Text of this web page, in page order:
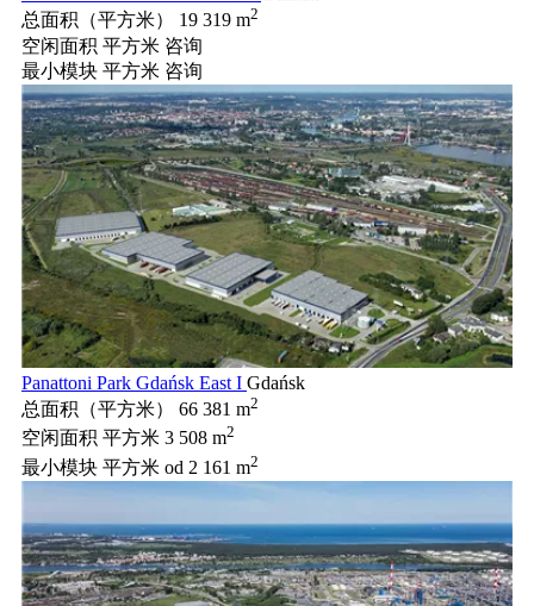
总面积（平方米）
19 319 m2
空闲面积 平方米 咨询
最小模块 平方米 咨询
Panattoni Park Gdańsk East I Gdańsk
总面积（平方米）
66 381 m2
空闲面积 平方米 3 508 m2
最小模块 平方米 od 2 161 m2